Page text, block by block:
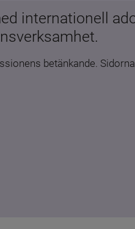
internationell
betänkande.